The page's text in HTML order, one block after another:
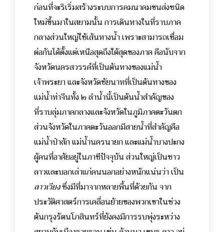
ก่อนที่จะริเริ่มสร้างระบบการคมนาคมขนส่งชนิด
ใหม่ขึ้นมาในสยามนั้น การเดินทางในที่ราบภาค
กลางส่วนใหญ่ใช้เส้นทางน้ำ เพราะสามารถเชื่อม
ต่อกันได้ตั้งแต่เหนือสุดถึงใต้สุดของภาค คือนับจาก
จังหวัดนครสวรรค์ที่เป็นต้นทางของแม่น้ำ
เจ้าพระยา และจังหวัดชัยนาทที่เป็นต้นทางของ
แม่น้ำท่าจีนทั้ง ๒ ลำน้ำนี้เป็นต้นน้ำสำคัญของ
ที่ราบลุ่มภาคกลางและจังหวัดในภูมิภาคตะวันตก
ส่วนจังหวัดในภาคตะวันออกมีสายน้ำที่สำคัญคือ
แม่น้ำป่าสัก แม่น้ำนครนายก และแม่น้ำบางปะกง
ผู้คนที่อาศัยอยู่ในภาชีปัจจุบัน ส่วนใหญ่เป็นชาว
ลาวและบอกเล่าแก่คนนอกอย่างหนักแน่นว่า เป็น
ลาวเวียงซึ่งมีที่มาจากหลายพื้นที่ด้วยกัน จาก
ประวัติศาสตร์การเคลื่อนย้ายของพวกเขาในช่วง
ต้นกรุงรัตนโกสินทร์ที่ยังคงมีการรบพุ่งระหว่าง